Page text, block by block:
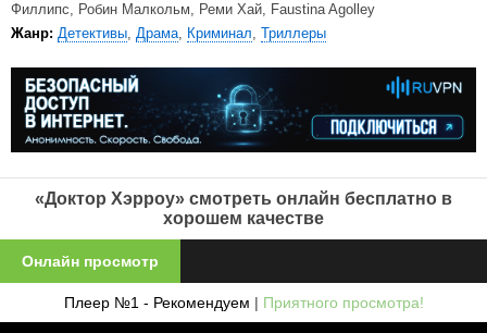
Филлипс, Робин Малкольм, Реми Хай, Faustina Agolley
Жанр: Детективы, Драма, Криминал, Триллеры
«Доктор Хэрроу» смотреть онлайн бесплатно в
хорошем качестве
Онлайн просмотр
Плеер №1 - Рекомендуем | Приятного просмотра!